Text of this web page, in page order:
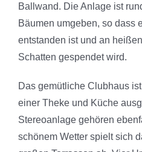
Ballwand. Die Anlage ist
Bäumen umgeben, so dass
entstanden ist und an
Schatten gespendet wird.
Das gemütliche Clubhaus
einer Theke und Küche
Stereoanlage gehören
schönem Wetter spielt sich